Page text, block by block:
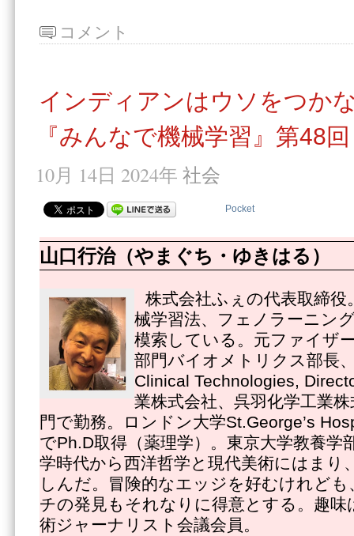
コメント
インディアンはウソをつか
『みんなで機械学習』第48回
10月 14日 2024年 社会
Pocket
山口行治（やまぐち・ゆきはる）
株式会社ふぇの代表取締
械学習法、フェノラーニン
模索している。元ファイザ
部門バイオメトリクス部長
Clinical Technologies,
業株式会社、呉羽化学工業
門で勤務。ロンドン大学St.George’s
でPh.D取得（薬理学）。東京大学教養学
学時代から西洋哲学と現代美術にはまり
しんだ。冒険的なエッジを好むけれど
チの発見もそれなりに得意とする。趣味
術ジャーナリスト会議会員。